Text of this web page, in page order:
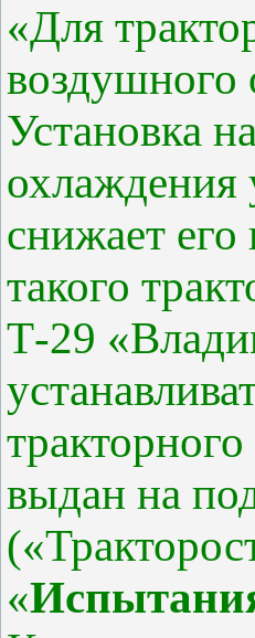
«Для
Установка
охлаждения
снижает
такого
Т-29
выдан на
«